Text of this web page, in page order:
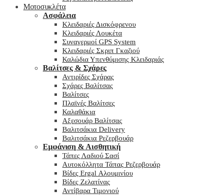
Μοτοσυκλέτα
Ασφάλεια
Κλειδαριές Δισκόφρενου
Κλειδαριές Λουκέτα
Συναγερμοί GPS System
Κλειδαριές Σκριπ Γκαζιού
Καλώδια Υπενθύμισης Κλειδαριάς
Βαλίτσες & Σχάρες
Αντιρίδες Σχάρας
Σχάρες Βαλίτσας
Βαλίτσες
Πλαϊνές Βαλίτσες
Καλαθάκια
Αξεσουάρ Βαλίτσας
Βαλιτσάκια Delivery
Βαλιτσάκια Ρεζερβουάρ
Εμφάνιση & Αισθητική
Τάπες Λαδιού Σασί
Αυτοκόλλητα Τάπας Ρεζερβουάρ
Βίδες Ergal Αλουμινίου
Βίδες Ζελατίνας
Αντίβαρα Τιμονιού